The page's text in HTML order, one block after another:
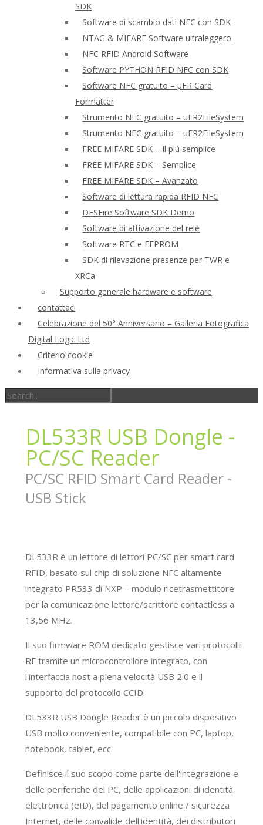
SDK
Software di scambio dati NFC con SDK
NTAG & MIFARE Software ultraleggero
NFC RFID Android Software
Software PYTHON RFID NFC con SDK
Software NFC gratuito – μFR Card
Formatter
Strumento NFC gratuito – uFR2FileSystem
Strumento NFC gratuito – uFR2FileSystem
FREE MIFARE SDK – Il più semplice
FREE MIFARE SDK – Semplice
FREE MIFARE SDK – Avanzato
Software di lettura rapida RFID NFC
DESFire Software SDK Demo
Software di attivazione del relè
Software RTC e EEPROM
SDK di rilevazione presenze per TWR e
XRCa
Supporto generale hardware e software
contattaci
Celebrazione del 50° Anniversario – Galleria Fotografica
Digital Logic Ltd
Criterio cookie
Informativa sulla privacy
DL533R USB Dongle -
PC/SC Reader
PC/SC RFID Smart Card Reader -
USB Stick
DL533R è un lettore di lettori PC/SC per smart card
RFID, basato sul chip di soluzione NFC altamente
integrato PR533 di NXP – modulo ricetrasmettitore
per la comunicazione lettore/scrittore contactless a
13,56 MHz.
Il suo firmware ROM dedicato gestisce vari protocolli
RF tramite un microcontrollore integrato, con
l'interfaccia host a piena velocità USB 2.0 e il
supporto del protocollo CCID.
DL533R USB Dongle Reader è un piccolo dispositivo
USB molto conveniente, compatibile con PC, laptop,
notebook, tablet, ecc.
Definisce il suo scopo come parte dell'integrazione e
delle periferiche del PC, delle applicazioni di identità
elettronica (eID), del pagamento online / sicurezza
Internet, delle convalide dell'identità, dei distributori